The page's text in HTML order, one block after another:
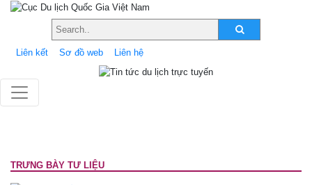
Liên kết Sơ đồ web Liên hệ
TRƯNG BÀY TƯ LIỆU